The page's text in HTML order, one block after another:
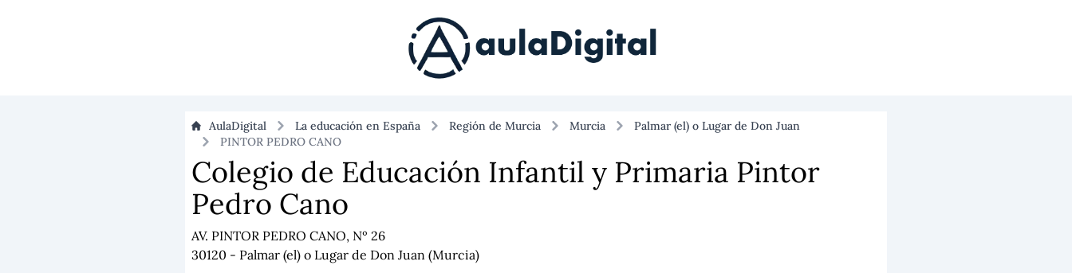
AulaDigital La educación en España Región de Murcia Murcia
Palmar (el) o Lugar de Don Juan
PINTOR PEDRO CANO
Colegio de Educación Infantil y Primaria Pintor
Pedro Cano
AV. PINTOR PEDRO CANO, Nº 26
30120 - Palmar (el) o Lugar de Don Juan (Murcia)